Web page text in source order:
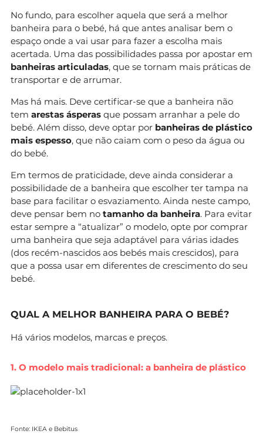
No fundo, para escolher aquela que será a melhor
banheira para o bebé, há que antes analisar bem o
espaço onde a vai usar para fazer a escolha mais
acertada. Uma das possibilidades passa por apostar em
banheiras articuladas, que se tornam mais práticas de
transportar e de arrumar.
Mas há mais. Deve certificar-se que a banheira não
tem arestas ásperas que possam arranhar a pele do
bebé. Além disso, deve optar por banheiras de plástico
mais espesso, que não caiam com o peso da água ou
do bebé.
Em termos de praticidade, deve ainda considerar a
possibilidade de a banheira que escolher ter tampa na
base para facilitar o esvaziamento. Ainda neste campo,
deve pensar bem no tamanho da banheira. Para evitar
estar sempre a “atualizar” o modelo, opte por comprar
uma banheira que seja adaptável para várias idades
(dos recém-nascidos aos bebés mais crescidos), para
que a possa usar em diferentes de crescimento do seu
bebé.
QUAL A MELHOR BANHEIRA PARA O BEBÉ?
Há vários modelos, marcas e preços.
1. O modelo mais tradicional: a banheira de plástico
Fonte: IKEA e Bebitus